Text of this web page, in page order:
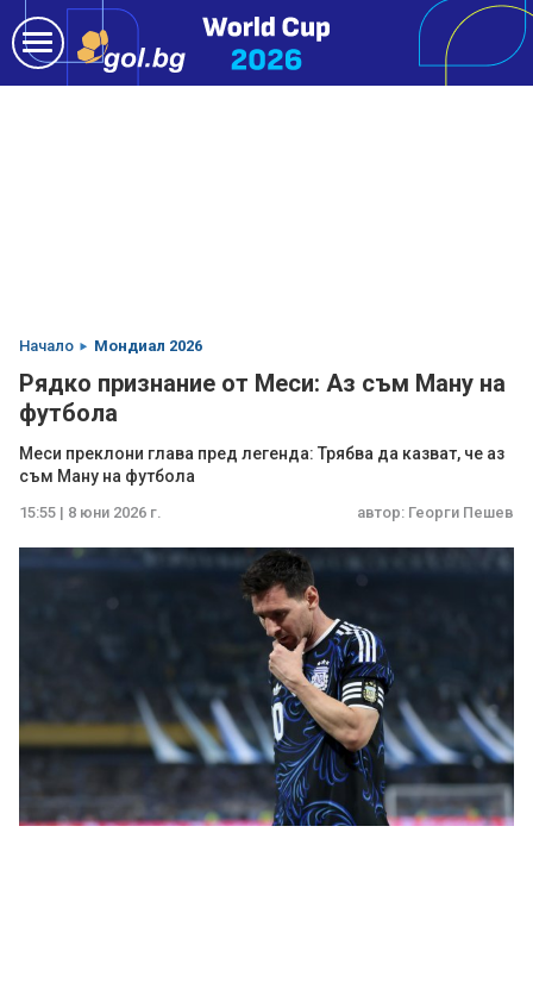
Начало Мондиал 2026
Рядко признание от Меси: Аз съм Ману на
футбола
Меси преклони глава пред легенда: Трябва да казват, че аз
съм Ману на футбола
15:55 | 8 юни 2026 г. автор: Георги Пешев